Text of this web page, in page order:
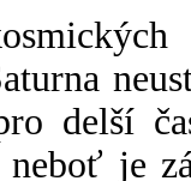
delší
je